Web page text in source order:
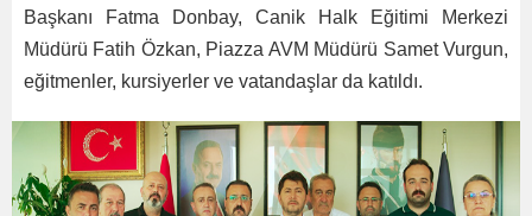
Başkanı Fatma Donbay, Canik Halk Eğitimi Merkezi
Müdürü Fatih Özkan, Piazza AVM Müdürü Samet Vurgun,
eğitmenler, kursiyerler ve vatandaşlar da katıldı.